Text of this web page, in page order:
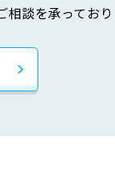
相談を承ってお